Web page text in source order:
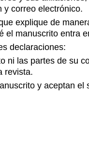
y correo electrónico.
explique de
el manuscrito entra
declaraciones:
ni las partes de su
revista.
y aceptan el